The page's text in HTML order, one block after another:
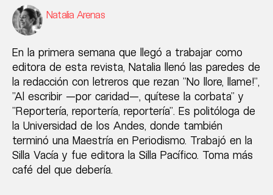
Natalia Arenas
En la primera semana que llegó a trabajar como
editora de esta revista, Natalia llenó las paredes de
la redacción con letreros que rezan "No llore, llame!",
"Al escribir —por caridad—, quítese la corbata" y
"Reportería, reportería, reportería". Es politóloga de
la Universidad de los Andes, donde también
terminó una Maestría en Periodismo. Trabajó en la
Silla Vacía y fue editora la Silla Pacífico. Toma más
café del que debería.